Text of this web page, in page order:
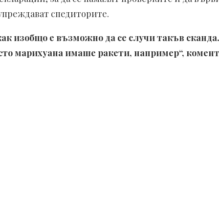
спедиторите.
изобщо е възможно да се случи такъв
марихуана имаше ракети, например“,